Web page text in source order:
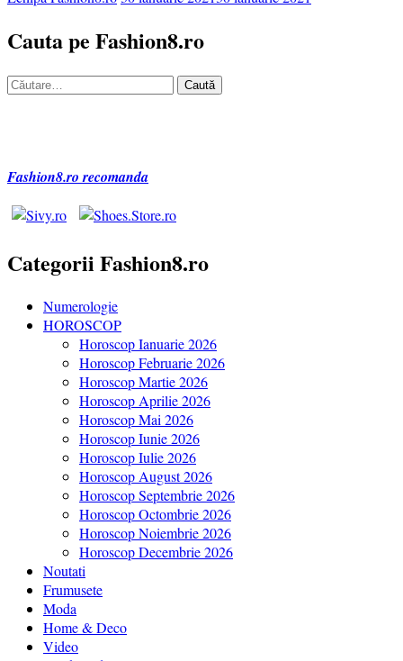
Cauta pe Fashion8.ro
Caută
Fashion8.ro recomanda
Categorii Fashion8.ro
Numerologie
HOROSCOP
Horoscop Ianuarie 2026
Horoscop Februarie 2026
Horoscop Martie 2026
Horoscop Aprilie 2026
Horoscop Mai 2026
Horoscop Iunie 2026
Horoscop Iulie 2026
Horoscop August 2026
Horoscop Septembrie 2026
Horoscop Octombrie 2026
Horoscop Noiembrie 2026
Horoscop Decembrie 2026
Noutati
Frumusete
Moda
Home & Deco
Video